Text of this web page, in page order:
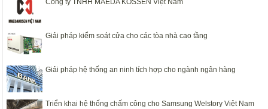
Công ty TNHH MAEDA KOSSEN Việt Nam
Giải pháp kiểm soát cửa cho các tòa nhà cao tầng
Giải pháp hệ thống an ninh tích hợp cho ngành ngân hàng
Triển khai hệ thống chấm công cho Samsung Welstory Việt Nam